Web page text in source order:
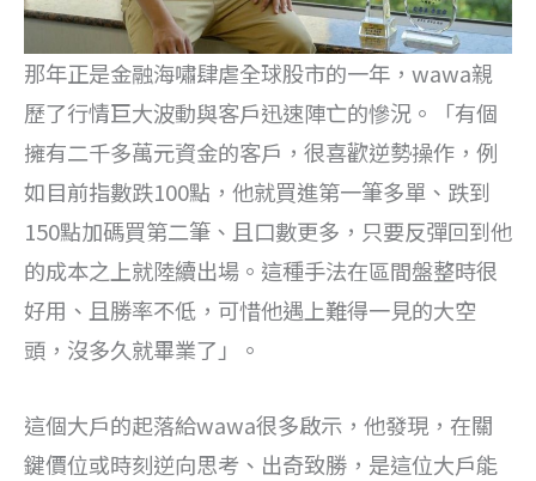
那年正是金融海嘯肆虐全球股市的一年，wawa親
歷了行情巨大波動與客戶迅速陣亡的慘況。「有個
擁有二千多萬元資金的客戶，很喜歡逆勢操作，例
如目前指數跌100點，他就買進第一筆多單、跌到
150點加碼買第二筆、且口數更多，只要反彈回到他
的成本之上就陸續出場。這種手法在區間盤整時很
好用、且勝率不低，可惜他遇上難得一見的大空
頭，沒多久就畢業了」。
這個大戶的起落給wawa很多啟示，他發現，在關
鍵價位或時刻逆向思考、出奇致勝，是這位大戶能